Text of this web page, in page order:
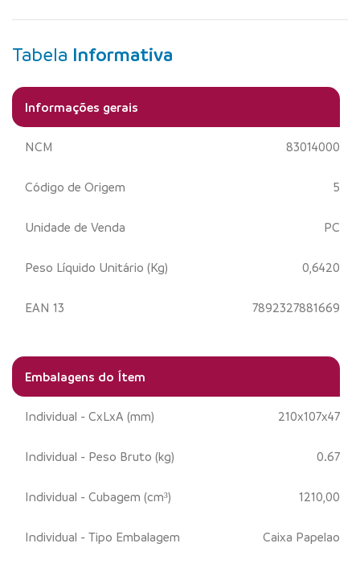
Tabela Informativa
Informações gerais
NCM 83014000
Código de Origem 5
Unidade de Venda PC
Peso Líquido Unitário (Kg) 0,6420
EAN 13 7892327881669
Embalagens do Ítem
Individual - CxLxA (mm) 210x107x47
Individual - Peso Bruto (kg) 0.67
Individual - Cubagem (cm³) 1210,00
Individual - Tipo Embalagem Caixa Papelao